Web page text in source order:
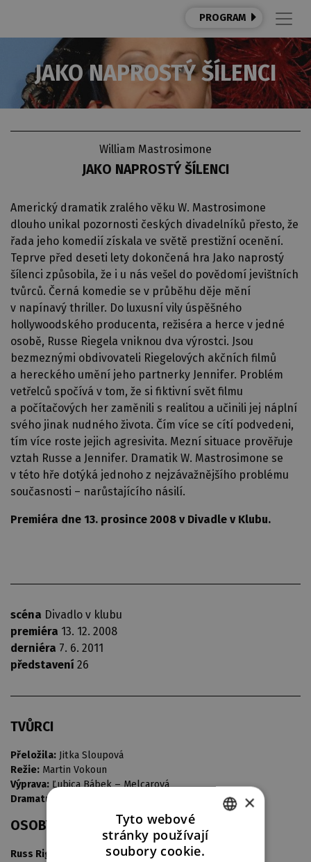
PROGRAM
JAKO NAPROSTÝ ŠÍLENCI
William Mastrosimone
JAKO NAPROSTÝ ŠÍLENCI
Americký dramatik zralého věku W. Mastrosimone
dlouho unikal pozornosti českých divadelníků přesto, že
řada jeho komedií získala ve světě prestižní ocenění.
Teprve před deseti lety dokončená hra Jako naprostý
šílenci způsobila, že i u nás vešel do povědomí jevištních
tvůrců. Černá komedie se v průběhu děje mění
v napínavý thriller. Do luxusní vily úspěšného
hollywoodského producenta, režiséra a herce v jedné
osobě, Russe Riegela vniknou dva výrostci. Jsou
bezmeznými obdivovateli Riegelových akčních filmů
a hereckého umění jeho partnerky Jennifer. Problém
vetřelců spočívá v tom, že si fiktivní svět filmu
a počítačových her zaměnili s realitou a učinili jej náplní
svého jinak nudného života. Čím více se cítí podvedeni,
tím více roste jejich agresivita. Mezní situace prověřuje
vztah Russe a Jennifer. Dramatik W. Mastrosimone se
v této hře dotýká jednoho z nejzávažnějšího problému
současnosti – narůstajícího násilí.
Premiéra dne 13. prosince 2008 v Divadle v Klubu.
scéna Divadlo v klubu
premiéra 13. 12. 2008
derniéra 7. 6. 2011
představení 26
TVŮRCI
Přeložila: Jitka Sloupová
Režie: Martin Vokoun
Výprava: Ľubica Bábek – Melcarová
Dramaturgie:
OSOBY A OBSAZENÍ
Russ Rigel:
Martin Stránský
×
Tyto webové
stránky používají
soubory cookie.